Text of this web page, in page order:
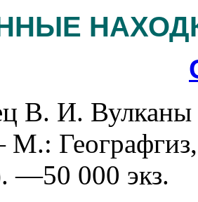
В. И. Вулканы
—50 000 экз.